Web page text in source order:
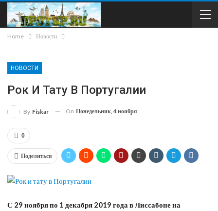
Home Новости
НОВОСТИ
Рок И Тату В Португалии
By Fiskar On Понедельник, 4 ноября
0
Поделиться
С 29 ноября по 1 декабря 2019 года в Лиссабоне на